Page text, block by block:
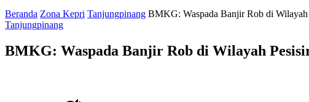
Beranda Zona Kepri Tanjungpinang BMKG: Waspada Banjir Rob di
Tanjungpinang
BMKG: Waspada Banjir Rob di Wilayah